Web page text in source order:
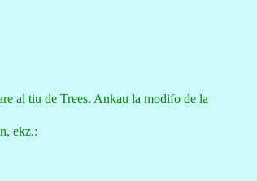
al tiu de Trees. Ankau la modifo de la
ekz.: